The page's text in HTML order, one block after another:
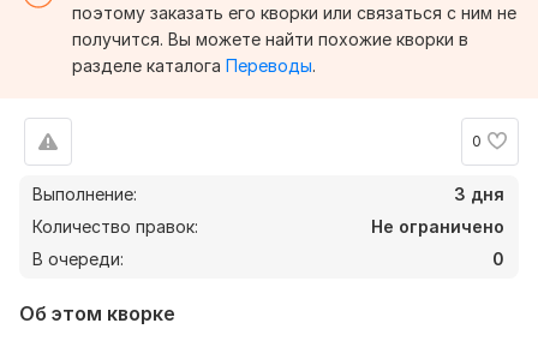
поэтому заказать его кворки или связаться с ним не
получится. Вы можете найти похожие кворки в
разделе каталога Переводы.
0
Выполнение:
3 дня
Количество правок:
Не ограничено
В очереди:
0
Об этом кворке